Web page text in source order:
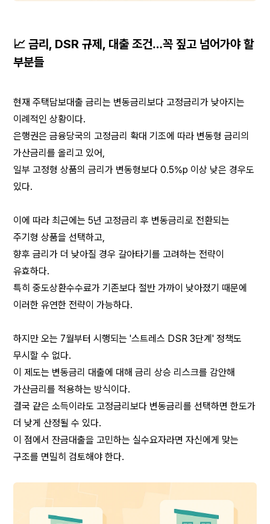
📈 금리, DSR 규제, 대출 조건…꼭 짚고 넘어가야 할
부분들
현재 주택담보대출 금리는 변동금리보다 고정금리가 낮아지는
이례적인 상황이다.
은행권은 금융당국의 고정금리 확대 기조에 따라 변동형 금리의
가산금리를 올리고 있어,
일부 고정형 상품의 금리가 변동형보다 0.5%p 이상 낮은 경우도
있다.
이에 따라 최근에는 5년 고정금리 후 변동금리로 전환되는
주기형 상품을 선택하고,
향후 금리가 더 낮아질 경우 갈아타기를 고려하는 전략이
유효하다.
특히 중도상환수수료가 기존보다 절반 가까이 낮아졌기 때문에
이러한 유연한 전략이 가능하다.
하지만 오는 7월부터 시행되는 '스트레스 DSR 3단계' 정책도
무시할 수 없다.
이 제도는 변동금리 대출에 대해 금리 상승 리스크를 감안해
가산금리를 적용하는 방식이다.
결국 같은 소득이라도 고정금리보다 변동금리를 선택하면 한도가
더 낮게 산정될 수 있다.
이 점에서 잔금대출을 고민하는 실수요자라면 자신에게 맞는
구조를 면밀히 검토해야 한다.